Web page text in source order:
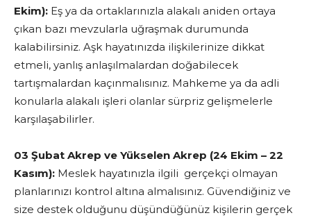
Ekim): Eş ya da ortaklarınızla alakalı aniden ortaya
çıkan bazı mevzularla uğraşmak durumunda
kalabilirsiniz. Aşk hayatınızda ilişkilerinize dikkat
etmeli, yanlış anlaşılmalardan doğabilecek
tartışmalardan kaçınmalısınız. Mahkeme ya da adli
konularla alakalı işleri olanlar sürpriz gelişmelerle
karşılaşabilirler.
03 Şubat Akrep ve Yükselen Akrep (24 Ekim – 22
Kasım): Meslek hayatınızla ilgili gerçekçi olmayan
planlarınızı kontrol altına almalısınız. Güvendiğiniz ve
size destek olduğunu düşündüğünüz kişilerin gerçek